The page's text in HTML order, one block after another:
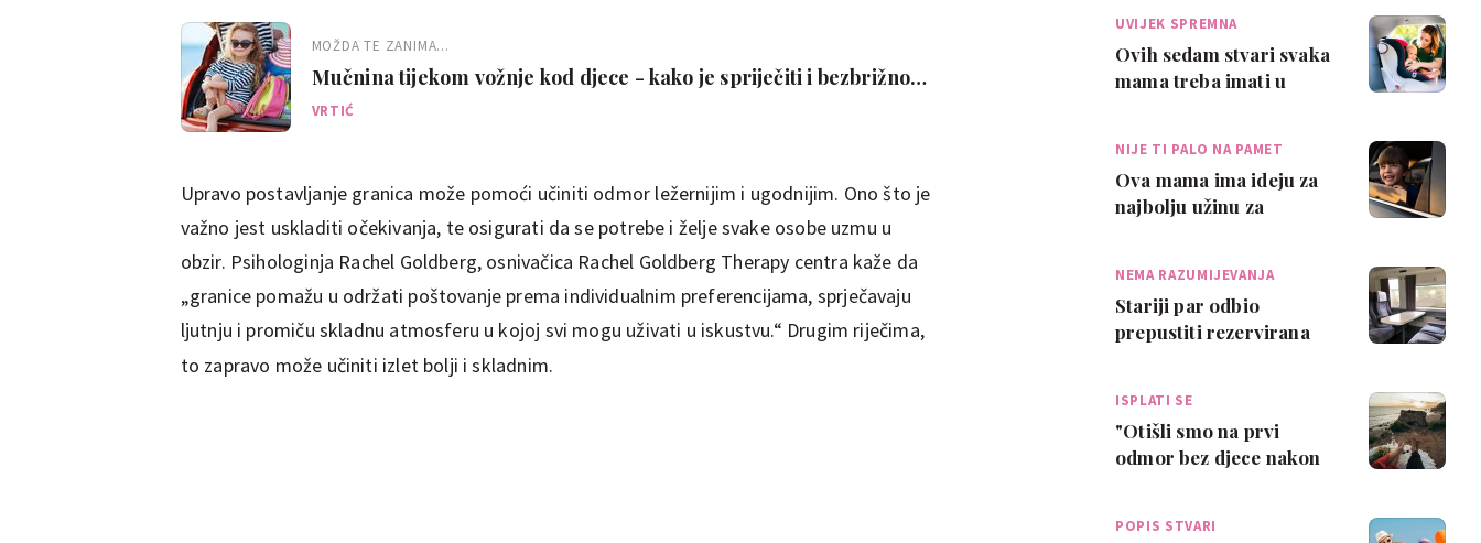
MOŽDA TE ZANIMA...
Mučnina tijekom vožnje kod djece - kako je spriječiti i bezbrižno
uživati u putovanju
VRTIĆ
Upravo postavljanje granica može pomoći učiniti odmor ležernijim i ugodnijim. Ono što je
važno jest uskladiti očekivanja, te osigurati da se potrebe i želje svake osobe uzmu u
obzir. Psihologinja Rachel Goldberg, osnivačica Rachel Goldberg Therapy centra kaže da
„granice pomažu u održati poštovanje prema individualnim preferencijama, sprječavaju
ljutnju i promiču skladnu atmosferu u kojoj svi mogu uživati u iskustvu.“ Drugim riječima,
to zapravo može učiniti izlet bolji i skladnim.
UVIJEK SPREMNA
Ovih sedam stvari svaka
mama treba imati u
NIJE TI PALO NA PAMET
Ova mama ima ideju za
najbolju užinu za
NEMA RAZUMIJEVANJA
Stariji par odbio
prepustiti rezervirana
ISPLATI SE
"Otišli smo na prvi
odmor bez djece nakon
POPIS STVARI